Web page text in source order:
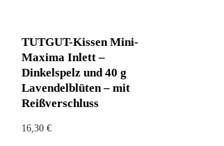
TUTGUT-Kissen Mini-
Maxima Inlett –
Dinkelspelz und 40 g
Lavendelblüten – mit
Reißverschluss
16,30 €